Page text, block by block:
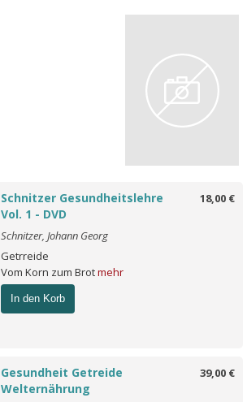
18,00 €
Schnitzer Gesundheitslehre
Vol. 1 - DVD
Schnitzer, Johann Georg
Getrreide
Vom Korn zum Brotmehr
In den Korb
39,00 €
Gesundheit Getreide
Welternährung